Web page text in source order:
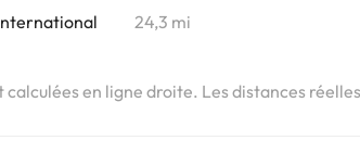
24,3 mi
calculées en ligne droite. Les distances